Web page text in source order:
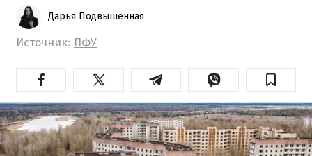
Дарья Подвышенная
Источник: ПФУ